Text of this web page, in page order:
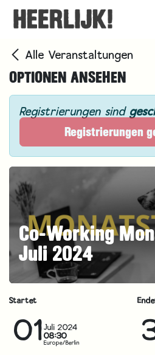
Zum Inhalt springen
Alle Veranstaltungen
OPTIONEN ANSEHEN
Registrierungen sind
Registrierungen
Co-Working
Juli 2024
Startet
01Juli 2024
08:30
Europe/Berlin